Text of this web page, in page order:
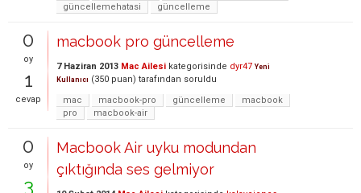
güncellemehatasi
güncelleme
0
oy
1
cevap
macbook pro güncelleme
7 Haziran 2013 Mac Ailesi kategorisinde dyr47 Yeni
Kullanıcı (350 puan) tarafından soruldu
mac
macbook-pro güncelleme
macbook
pro
macbook-air
0
oy
3
Macbook Air uyku modundan
çıktığında ses gelmiyor